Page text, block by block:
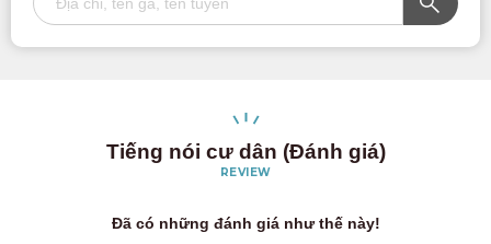
Tiếng nói cư dân (Đánh giá)
REVIEW
Đã có những đánh giá như thế này!